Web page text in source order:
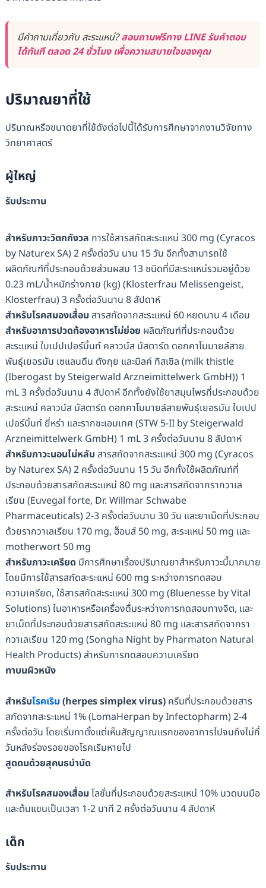
มีคำถามเกี่ยวกับ สะระแหน่?สอบถามฟรีทาง LINE รับคำตอบ
ได้ทันที ตลอด 24 ชั่วโมง เพื่อความสบายใจของคุณ
ปริมาณยาที่ใช้
ปริมาณหรือขนาดยาที่ใช้ดังต่อไปนี้ได้รับการศึกษาจากงานวิจัยทาง
วิทยาศาสตร์
ผู้ใหญ่
รับประทาน
สำหรับภาวะวิตกกังวล การใช้สารสกัดสะระแหน่ 300 mg (Cyracos
by Naturex SA) 2 ครั้งต่อวัน นาน 15 วัน อีกทั้งสามารถใช้
ผลิตภัณฑ์ที่ประกอบด้วยส่วนผสม 13 ชนิดที่มีสะระแหน่รวมอยู่ด้วย
0.23 mL/น้ำหนักร่างกาย (kg) (Klosterfrau Melissengeist,
Klosterfrau) 3 ครั้งต่อวันนาน 8 สัปดาห์
สำหรับโรคสมองเสื่อมสารสกัดจากสะระแหน่ 60 หยดนาน 4 เดือน
สำหรับอาการปวดท้องอาหารไม่ย่อย ผลิตภัณฑ์ที่ประกอบด้วย
สะระแหน่ ใบเปปเปอร์มิ้นท์ คลาวน์ส มัสตาร์ด ดอกคาโมมายล์สาย
พันธุ์เยอรมัน เซแลนดีน ตังกุย และมิลค์ ทิสเซิล (milk thistle
(Iberogast by Steigerwald Arzneimittelwerk GmbH)) 1
mL 3 ครั้งต่อวันนาน 4 สัปดาห์ อีกทั้งยังใช้ยาสมุนไพรที่ประกอบด้วย
สะระแหน่ คลาวน์ส มัสตาร์ด ดอกคาโมมายล์สายพันธุ์เยอรมัน ใบเปป
เปอร์มิ้นท์ ยี่หร่า และรากชะเอมเทศ (STW 5-II by Steigerwald
Arzneimittelwerk GmbH) 1 mL 3 ครั้งต่อวันนาน 8 สัปดาห์
สำหรับภาวะนอนไม่หลับ สารสกัดจากสะระแหน่ 300 mg (Cyracos
by Naturex SA) 2 ครั้งต่อวันนาน 15 วัน อีกทั้งใช้ผลิตภัณฑ์ที่
ประกอบด้วยสารสกัดสะระแหน่ 80 mg และสารสกัดจากรากวาเล
เรียน (Euvegal forte, Dr. Willmar Schwabe
Pharmaceuticals) 2-3 ครั้งต่อวันนาน 30 วัน และยาเม็ดที่ประกอบ
ด้วยรากวาเลเรียน 170 mg, ฮ็อบส์ 50 mg, สะระแหน่ 50 mg และ
motherwort 50 mg
สำหรับภาวะเครียด มีการศึกษาเรื่องปริมาณยาสำหรับภาวะนี้มากมาย
โดยมีการใช้สารสกัดสะระแหน่ 600 mg ระหว่างการทดสอบ
ความเครียด, ใช้สารสกัดสะระแหน่ 300 mg (Bluenesse by Vital
Solutions) ในอาหารหรือเครื่องดื่มระหว่างการทดสอบทางจิต, และ
ยาเม็ดที่ประกอบด้วยสารสกัดสะระแหน่ 80 mg และสารสกัดจากรา
กวาเลเรียน 120 mg (Songha Night by Pharmaton Natural
Health Products) สำหรับการทดสอบความเครียด
ทาบนผิวหนัง
สำหรับโรคเริม(herpes simplex virus)ครีมที่ประกอบด้วยสาร
สกัดจากสะระแหน่ 1% (LomaHerpan by Infectopharm) 2-4
ครั้งต่อวัน โดยเริ่มทาตั้งแต่เห็นสัญญาณแรกของอาการไปจนถึงไม่กี่
วันหลังร่องรอยของโรคเริมหายไป
สูดดมด้วยสุคนธบำบัด
สำหรับโรคสมองเสื่อมโลชั่นที่ประกอบด้วยสะระแหน่ 10% นวดบนมือ
และต้นแขนเป็นเวลา 1-2 นาที 2 ครั้งต่อวันนาน 4 สัปดาห์
เด็ก
รับประทาน